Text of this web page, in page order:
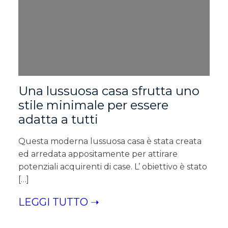
Una lussuosa casa sfrutta uno
stile minimale per essere
adatta a tutti
Questa moderna lussuosa casa è stata creata
ed arredata appositamente per attirare
potenziali acquirenti di case. L’ obiettivo è stato
[…]
LEGGI TUTTO ➝